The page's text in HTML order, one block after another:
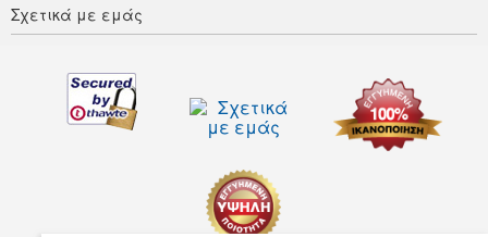
Σχετικά με εμάς